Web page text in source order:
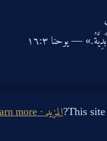
— يوحنا ‏٣‏:‏١٦‏
المزيد · Learn more